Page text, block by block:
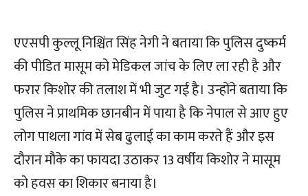
एएसपी कुल्लू निश्चिंत सिंह नेगी ने बताया कि पुलिस दुष्कर्म
की पीडित मासूम को मेडिकल जांच के लिए ला रही है और
फरार किशोर की तलाश में भी जुट गई है। उन्होंने बताया कि
पुलिस ने प्राथमिक छानबीन में पाया है कि नेपाल से आए हुए
लोग पाथला गांव में सेब ढुलाई का काम करते हैं और इस
दौरान मौके का फायदा उठाकर 13 वर्षीय किशोर ने मासूम
को हवस का शिकार बनाया है।